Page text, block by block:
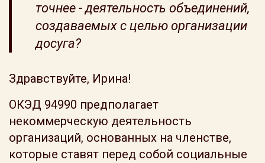
точнее - деятельность объединений,
создаваемых с целью организации
досуга?
Здравствуйте, Ирина!
ОКЭД 94990 предполагает
некоммерческую деятельность
организаций, основанных на членстве,
которые ставят перед собой социальные